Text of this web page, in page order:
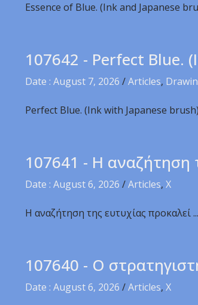
Essence of Blue. (Ink and Japanese
107642 - Perfect Blue.
Date : August 7, 2026 /Articles,
Perfect Blue. (Ink with Japanese brush)
107641 - Η αναζήτηση
Date : August 6, 2026 /Articles, X
Η αναζήτηση της ευτυχίας προκαλεί ...
107640 - Ο
Date : August 6, 2026 /Articles, X